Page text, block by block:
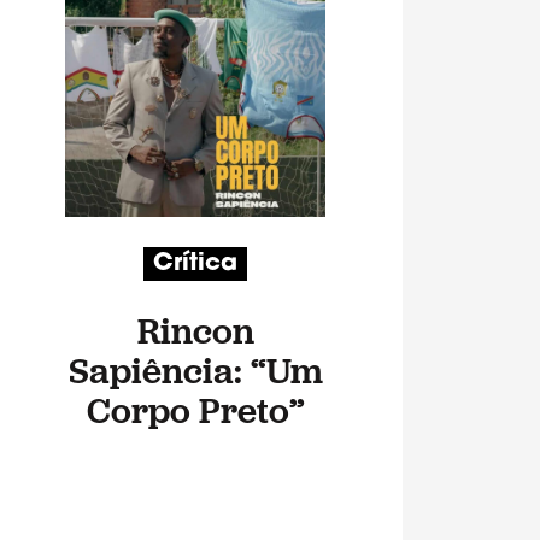
Crítica
Rincon
Sapiência: “Um
Corpo Preto”